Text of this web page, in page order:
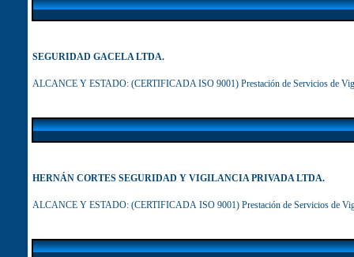
SEGURIDAD GACELA LTDA.
ALCANCE Y ESTADO:(CERTIFICADA ISO 9001) Prestación de Servicios de
HERNÁN CORTES SEGURIDAD Y VIGILANCIA PRIVADA LTDA.
ALCANCE Y ESTADO: (CERTIFICADA ISO 9001) Prestación de Servicios de